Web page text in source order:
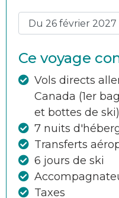
Ce voyage
Vols directs
Canada (1er
et bottes de ski)
7 nuits
Transferts
6 jours de ski
Taxes